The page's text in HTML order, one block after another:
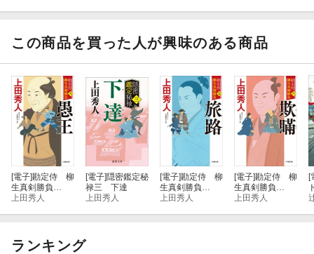
この商品を買った人が興味のある商品
[電子]勘定侍 柳
生真剣勝負
〈八〉 愚王
上田秀人
[電子]隠密鑑定秘
禄三 下達
上田秀人
[電子]勘定侍 柳
生真剣勝負
〈七〉 旅路
上田秀人
[電子]勘定侍 柳
生真剣勝負
〈六〉 欺瞞
上田秀人
[
ランキング